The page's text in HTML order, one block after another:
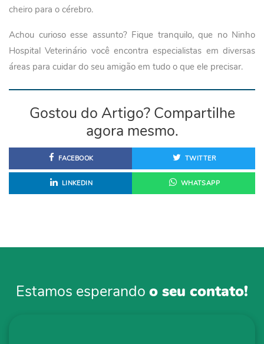
cheiro para o cérebro.
Achou curioso esse assunto? Fique tranquilo, que no Ninho
Hospital Veterinário você encontra especialistas em diversas
áreas para cuidar do seu amigão em tudo o que ele precisar.
Gostou do Artigo? Compartilhe
agora mesmo.
FACEBOOK TWITTER
LINKEDIN WHATSAPP
Estamos esperando o seu contato!